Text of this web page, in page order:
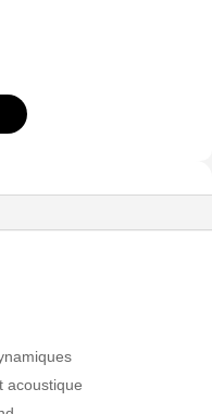
acoustique